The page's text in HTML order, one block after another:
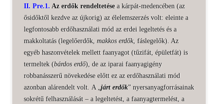
II. Pre.1. Az erdők rendeltetésea kárpát-medencében (az
ősidőktől kezdve az újkorig) az élelemszerzés volt: eleinte a
legfontosabb erdőhasználati mód az erdei legeltetés és a
makkoltatás (legelőerdők, makkos erdők , fáslegelők). Az
egyéb haszonvételek mellett faanyagot (tűzifát, épületfát) is
termeltek (bárdos erdő), de az iparai faanyagigény
robbanásszerű növekedése előtt ez az erdőhasználati mód
azonban alárendelt volt. A „ járt erdők” nyersanyagforrásainak
sokrétű felhasználását – a legeltetést, a faanyagtermelést, a